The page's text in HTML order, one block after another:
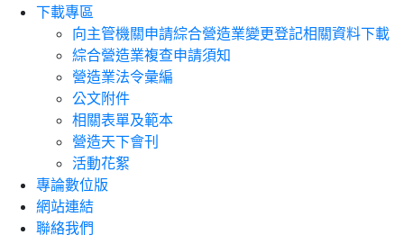
下載專區
向主管機關申請綜合營造業變更登記相關資料下載
綜合營造業複查申請須知
營造業法令彙編
公文附件
相關表單及範本
營造天下會刊
活動花絮
專論數位版
網站連結
聯絡我們